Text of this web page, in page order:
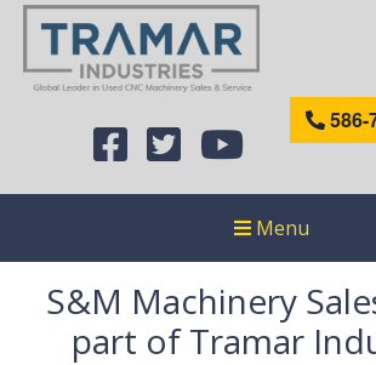
586-
Menu
S&M Machinery
part of Tramar